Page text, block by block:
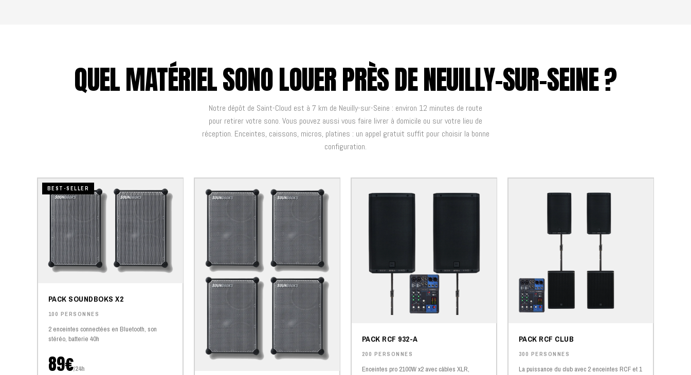
QUEL MATÉRIEL SONO LOUER PRÈS DE NEUILLY-SUR-SEINE ?
Notre dépôt de Saint-Cloud est à 7 km de Neuilly-sur-Seine : environ 12 minutes de route
pour retirer votre sono. Vous pouvez aussi vous faire livrer à domicile ou sur votre lieu de
réception. Enceintes, caissons, micros, platines : un appel gratuit suffit pour choisir la bonne
configuration.
BEST-SELLER
PACK SOUNDBOKS X2
100 PERSONNES
2 enceintes connectées en Bluetooth, son
stéréo, batterie 40h
89€/24h
PACK RCF 932-A
200 PERSONNES
Enceintes pro 2100W x2 avec câbles XLR,
PACK RCF CLUB
300 PERSONNES
La puissance du club avec 2 enceintes RCF et 1